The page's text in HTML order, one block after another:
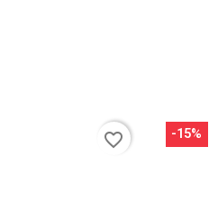
favorite_border -15%